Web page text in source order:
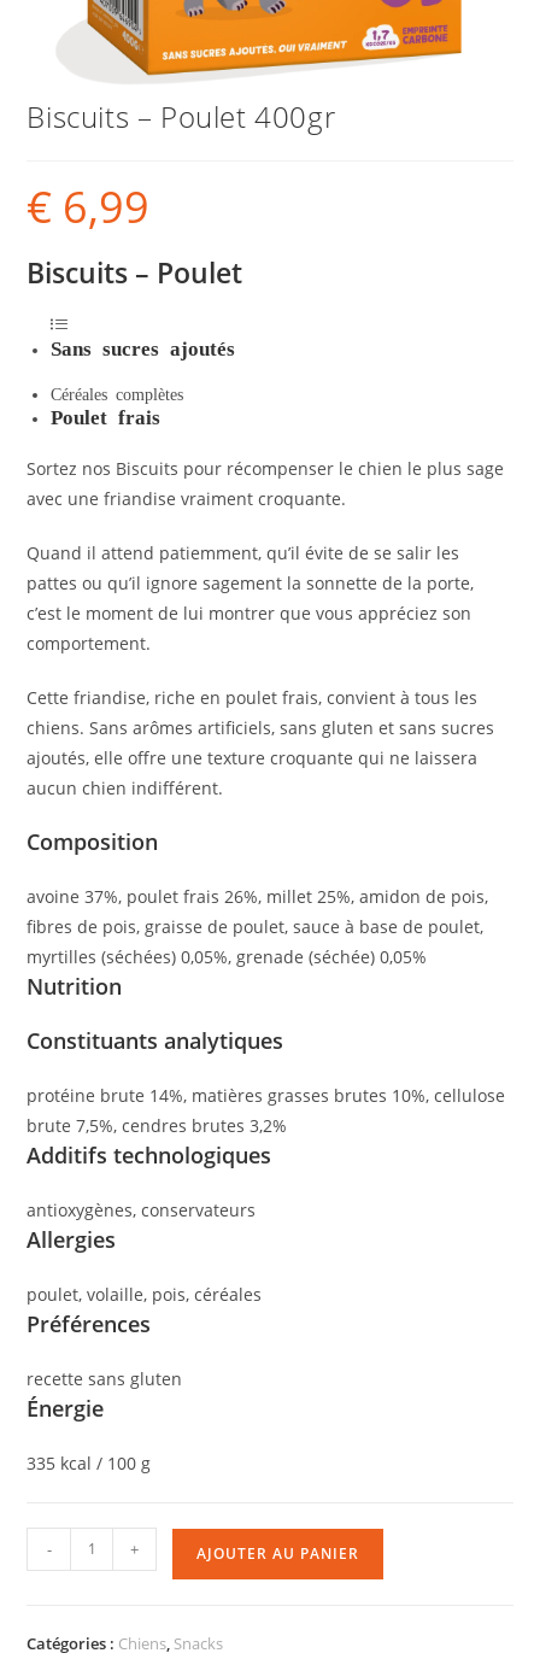
Biscuits – Poulet 400gr
€ 6,99
Biscuits – Poulet
Sans sucres ajoutés
Céréales complètes
Poulet frais
Sortez nos Biscuits pour récompenser le chien le plus sage
avec une friandise vraiment croquante.
Quand il attend patiemment, qu’il évite de se salir les
pattes ou qu’il ignore sagement la sonnette de la porte,
c’est le moment de lui montrer que vous appréciez son
comportement.
Cette friandise, riche en poulet frais, convient à tous les
chiens. Sans arômes artificiels, sans gluten et sans sucres
ajoutés, elle offre une texture croquante qui ne laissera
aucun chien indifférent.
Composition
avoine 37%, poulet frais 26%, millet 25%, amidon de pois,
fibres de pois, graisse de poulet, sauce à base de poulet,
myrtilles (séchées) 0,05%, grenade (séchée) 0,05%
Nutrition
Constituants analytiques
protéine brute 14%, matières grasses brutes 10%, cellulose
brute 7,5%, cendres brutes 3,2%
Additifs technologiques
antioxygènes, conservateurs
Allergies
poulet, volaille, pois, céréales
Préférences
recette sans gluten
Énergie
335 kcal / 100 g
- + AJOUTER AU PANIER
Catégories : Chiens, Snacks